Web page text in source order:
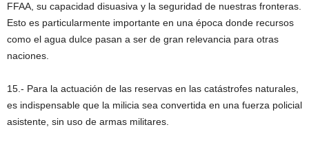
FFAA, su capacidad disuasiva y la seguridad de nuestras fronteras.
Esto es particularmente importante en una época donde recursos
como el agua dulce pasan a ser de gran relevancia para otras
naciones.
15.- Para la actuación de las reservas en las catástrofes naturales,
es indispensable que la milicia sea convertida en una fuerza policial
asistente, sin uso de armas militares.